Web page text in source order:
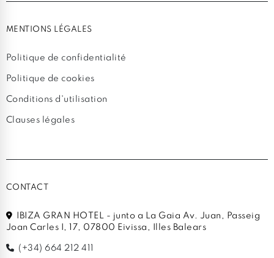
MENTIONS LÉGALES
Politique de confidentialité
Politique de cookies
Conditions d'utilisation
Clauses légales
CONTACT
IBIZA GRAN HOTEL - junto a La Gaia Av. Juan, Passeig
Joan Carles I, 17, 07800 Eivissa, Illes Balears
(+34) 664 212 411